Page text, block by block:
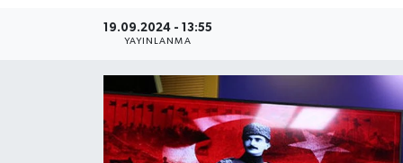
19.09.2024 - 13:55
YAYINLANMA
Günün Manşetleri
Haber Kuşakları
Haber Arşivi